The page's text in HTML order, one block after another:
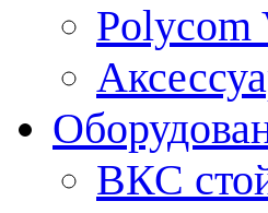
Polycom
ВКС